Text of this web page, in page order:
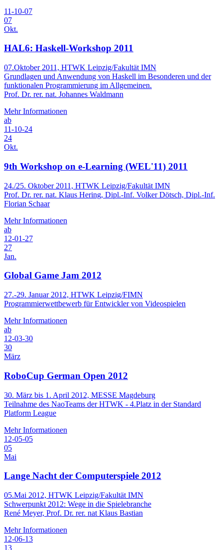
11-10-07
07
Okt.
HAL6: Haskell-Workshop 2011
07.Oktober 2011, HTWK Leipzig/Fakultät IMN
Grundlagen und Anwendung von Haskell im Besonderen und der
funktionalen Programmierung im Allgemeinen.
Prof. Dr. rer. nat. Johannes Waldmann
Mehr Informationen
ab
11-10-24
24
Okt.
9th Workshop on e-Learning (WEL'11) 2011
24./25. Oktober 2011, HTWK Leipzig/Fakultät IMN
Prof. Dr. rer. nat. Klaus Hering, Dipl.-Inf. Volker Dötsch, Dipl.-Inf.
Florian Schaar
Mehr Informationen
ab
12-01-27
27
Jan.
Global Game Jam 2012
27.-29. Januar 2012, HTWK Leipzig/FIMN
Programmierwettbewerb für Entwickler von Videospielen
Mehr Informationen
ab
12-03-30
30
März
RoboCup German Open 2012
30. März bis 1. April 2012, MESSE Magdeburg
Teilnahme des NaoTeams der HTWK - 4.Platz in der Standard
Platform League
Mehr Informationen
12-05-05
05
Mai
Lange Nacht der Computerspiele 2012
05.Mai 2012, HTWK Leipzig/Fakultät IMN
Schwerpunkt 2012: Wege in die Spielebranche
René Meyer, Prof. Dr. rer. nat Klaus Bastian
Mehr Informationen
12-06-13
13